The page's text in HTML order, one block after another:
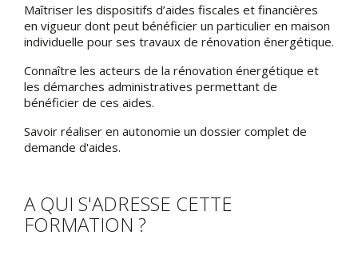
Maîtriser les dispositifs d’aides fiscales et financières
en vigueur dont peut bénéficier un particulier en maison
individuelle pour ses travaux de rénovation énergétique.
Connaître les acteurs de la rénovation énergétique et
les démarches administratives permettant de
bénéficier de ces aides.
Savoir réaliser en autonomie un dossier complet de
demande d'aides.
A QUI S'ADRESSE CETTE
FORMATION ?